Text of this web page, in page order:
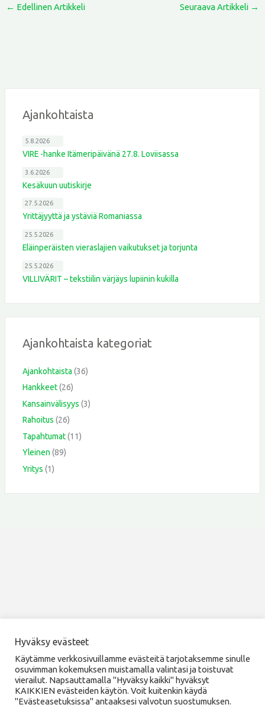
Ajankohtaista
VIRE -hanke Itämeripäivänä 27.8. Loviisassa
5.8.2026
Kesäkuun uutiskirje
3.6.2026
Yrittäjyyttä ja ystäviä Romaniassa
27.5.2026
Eläinperäisten vieraslajien vaikutukset ja torjunta
25.5.2026
VILLIVÄRIT – tekstiilin värjäys lupiinin kukilla
25.5.2026
Ajankohtaista kategoriat
Ajankohtaista (36)
Hankkeet(26)
Kansainvälisyys (3)
Rahoitus (26)
Tapahtumat(11)
Yleinen (89)
Yritys (1)
← Edellinen Artikkeli Seuraava Artikkeli →
Copyright © 2026 Kehittämisyhdistys SILMU ry
Hyväksy evästeet
Käytämme verkkosivuillamme evästeitä tarjotaksemme sinulle
osuvimman kokemuksen muistamalla valintasi ja toistuvat
vierailut. Napsauttamalla "Hyväksy kaikki" hyväksyt
KAIKKIEN evästeiden käytön. Voit kuitenkin käydä
"Evästeasetuksissa" antaaksesi valvotun suostumuksen.